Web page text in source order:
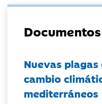
Documentos
Nuevas
cambio
mediterráneos